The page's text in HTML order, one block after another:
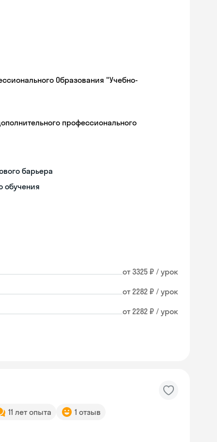
Образования "Учебно-
профессионального
барьера
обучения
от 3325 ₽ / урок
от 2282 ₽ / урок
от 2282 ₽ / урок
11 лет опыта 1 отзыв